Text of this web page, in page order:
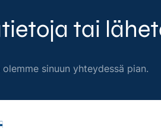
tai
sinuun yhteydessä pian.